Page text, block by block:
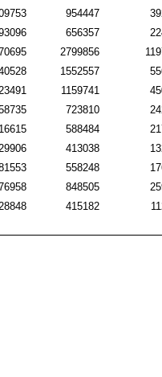
954447
656357
2799856
1552557
1159741
723810
588484
413038
558248
848505
415182